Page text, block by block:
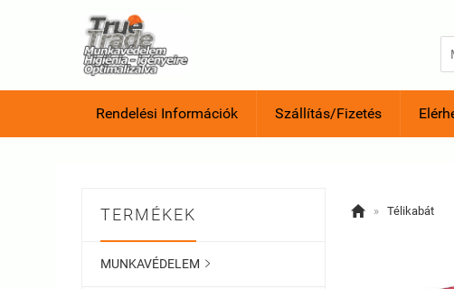
Rendelési Információk Szállítás/Fizetés
TERMÉKEK
MUNKAVÉDELEM 
 » Télikabát